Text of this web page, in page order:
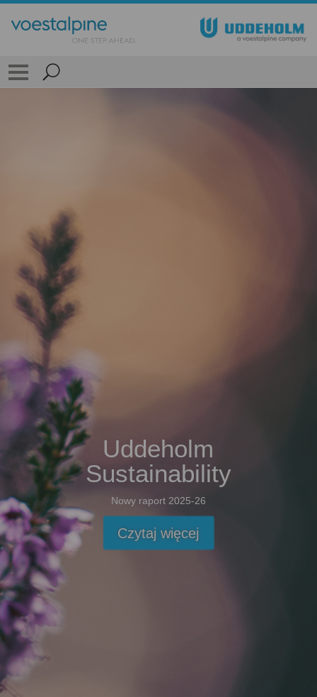
Uddeholm
Sustainability
Nowy raport 2025-26
Czytaj więcej